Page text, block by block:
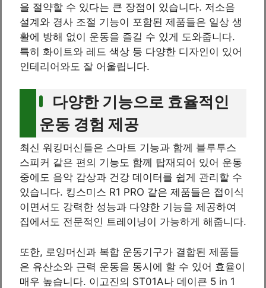
을 절약할 수 있다는 큰 장점이 있습니다. 저소음
설계와 경사 조절 기능이 포함된 제품들은 일상 생
활에 방해 없이 운동을 즐길 수 있게 도와줍니다.
특히 화이트와 레드 색상 등 다양한 디자인이 있어
인테리어와도 잘 어울립니다.
다양한 기능으로 효율적인
운동 경험 제공
최신 워킹머신들은 스마트 기능과 함께 블루투스
스피커 같은 편의 기능도 함께 탑재되어 있어 운동
중에도 음악 감상과 건강 데이터를 쉽게 관리할 수
있습니다. 킹스미스 R1 PRO 같은 제품들은 접이식
이면서도 강력한 성능과 다양한 기능을 제공하여
집에서도 전문적인 트레이닝이 가능하게 해줍니다.
또한, 로잉머신과 복합 운동기구가 결합된 제품들
은 유산소와 근력 운동을 동시에 할 수 있어 효율이
매우 높습니다. 이고진의 ST01A나 데이큰 5 in 1